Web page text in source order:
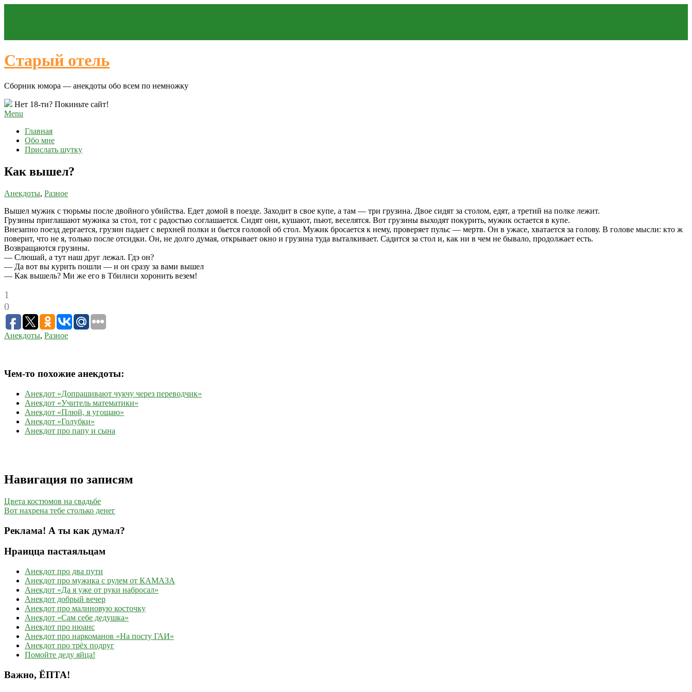
Старый отель
Сборник юмора — анекдоты обо всем по немножку
Нет 18-ти? Покиньте сайт!
Menu
Главная
Обо мне
Прислать шутку
Как вышел?
Анекдоты, Разное
Вышел мужик с тюрьмы после двойного убийства. Едет домой в поезде. Заходит в свое купе, а там — три грузина. Двое сидят за столом, едят, а третий на полке лежит.
Грузины приглашают мужика за стол, тот с радостью соглашается. Сидят они, кушают, пьют, веселятся. Вот грузины выходят покурить, мужик остается в купе.
Внезапно поезд дергается, грузин падает с верхней полки и бьется головой об стол. Мужик бросается к нему, проверяет пульс — мертв. Он в ужасе, хватается за голову. В голове мысли: кто ж
поверит, что не я, только после отсидки. Он, не долго думая, открывает окно и грузина туда выталкивает. Садится за стол и, как ни в чем не бывало, продолжает есть.
Возвращаются грузины.
— Слюшай, а тут наш друг лежал. Гдэ он?
— Да вот вы курить пошли — и он сразу за вами вышел
— Как вышель? Ми же его в Тбилиси хоронить везем!
1
0
Анекдоты, Разное
Чем-то похожие анекдоты:
Анекдот «Допрашивают чукчу через переводчик»
Анекдот «Учитель математики»
Анекдот «Плюй, я угощаю»
Анекдот «Голубки»
Анекдот про папу и сына
Навигация по записям
Цвета костюмов на свадьбе
Вот нахрена тебе столько денег
Реклама! А ты как думал?
Нраицца пастаяльцам
Анекдот про два пути
Анекдот про мужика с рулем от КАМАЗА
Анекдот «Да я уже от руки набросал»
Анекдот добрый вечер
Анекдот про малиновую косточку
Анекдот «Сам себе дедушка»
Анекдот про нюанс
Анекдот про наркоманов «На посту ГАИ»
Анекдот про трёх подруг
Помойте деду яйца!
Важно, ЁПТА!